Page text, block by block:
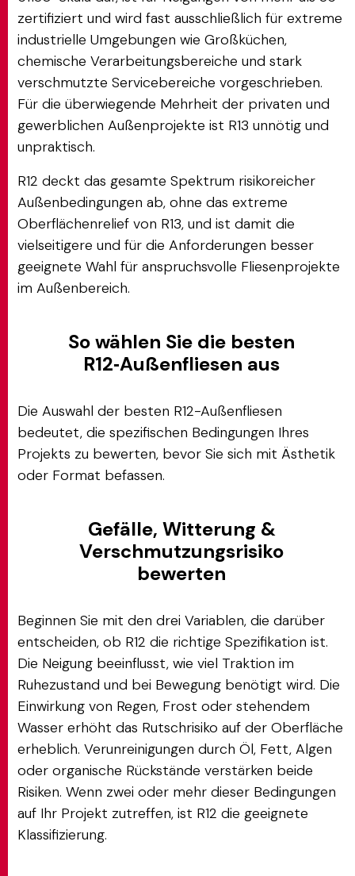
zertifiziert und wird fast ausschließlich für extreme
industrielle Umgebungen wie Großküchen,
chemische Verarbeitungsbereiche und stark
verschmutzte Servicebereiche vorgeschrieben.
Für die überwiegende Mehrheit der privaten und
gewerblichen Außenprojekte ist R13 unnötig und
unpraktisch.
R12 deckt das gesamte Spektrum risikoreicher
Außenbedingungen ab, ohne das extreme
Oberflächenrelief von R13, und ist damit die
vielseitigere und für die Anforderungen besser
geeignete Wahl für anspruchsvolle Fliesenprojekte
im Außenbereich.
So wählen Sie die besten
R12‑Außenfliesen aus
Die Auswahl der besten R12-Außenfliesen
bedeutet, die spezifischen Bedingungen Ihres
Projekts zu bewerten, bevor Sie sich mit Ästhetik
oder Format befassen.
Gefälle, Witterung &
Verschmutzungsrisiko
bewerten
Beginnen Sie mit den drei Variablen, die darüber
entscheiden, ob R12 die richtige Spezifikation ist.
Die Neigung beeinflusst, wie viel Traktion im
Ruhezustand und bei Bewegung benötigt wird. Die
Einwirkung von Regen, Frost oder stehendem
Wasser erhöht das Rutschrisiko auf der Oberfläche
erheblich. Verunreinigungen durch Öl, Fett, Algen
oder organische Rückstände verstärken beide
Risiken. Wenn zwei oder mehr dieser Bedingungen
auf Ihr Projekt zutreffen, ist R12 die geeignete
Klassifizierung.